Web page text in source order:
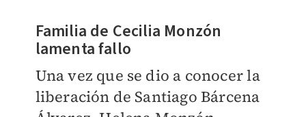
Familia de Cecilia Monzón
lamenta fallo
Una vez que se dio a conocer la
liberación de Santiago Bárcena